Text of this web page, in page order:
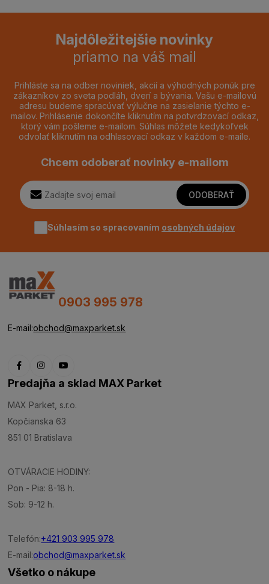
Najdôležitejšie novinky
priamo na váš mail
Prihláste sa na odber noviniek, akcií a výhodných ponúk pre
zákazníkov zo sveta podláh, dverí a bývania. Vašu e-mailovú
adresu budeme spracúvať výlučne na zasielanie týchto e-
mailov. Prihlásenie dokončíte kliknutím na potvrdzovací odkaz,
ktorý vám pošleme e-mailom. Súhlas môžete kedykoľvek
odvolať kliknutím na odhlasovací odkaz v každom e-maile.
Chcem odoberať novinky e-mailom
ODOBERAŤ
Súhlasím so spracovaním osobných údajov
0903 995 978
E-mail:obchod@maxparket.sk
Predajňa a sklad MAX Parket
MAX Parket, s.r.o.
Kopčianska 63
851 01 Bratislava
OTVÁRACIE HODINY:
Pon - Pia: 8-18 h.
Sob: 9-12 h.
Telefón:+421 903 995 978
E-mail:obchod@maxparket.sk
Všetko o nákupe